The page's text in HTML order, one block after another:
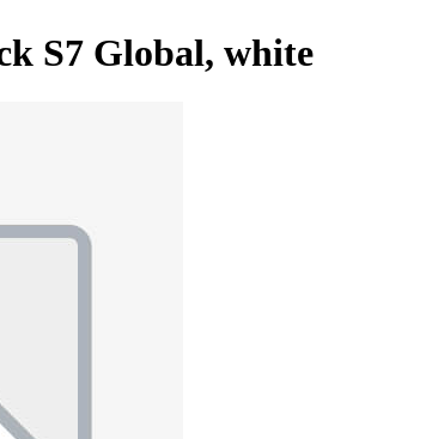
S7 Global, white